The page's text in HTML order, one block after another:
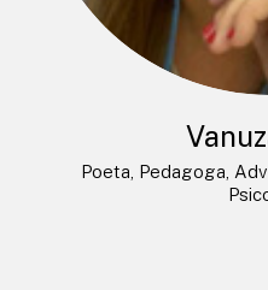
Poeta, Pedagoga,